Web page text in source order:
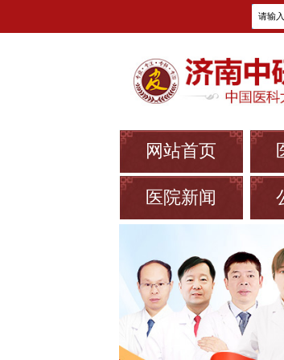
网站首页
医院新闻